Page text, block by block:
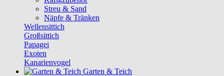
Streu & Sand
Näpfe & Tränken
Wellensittich
Großsittich
Papagei
Exoten
Kanarienvogel
Garten & Teich